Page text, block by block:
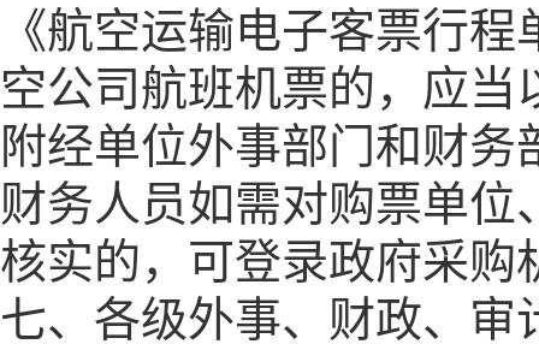
《航空运输电子客票行
空公司航班机票的，应
附经单位外事部门和财
财务人员如需对购票单
核实的，可登录政府采购
七、各级外事、财政、